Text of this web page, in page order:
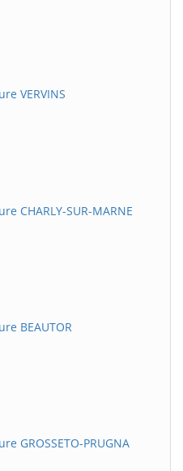
VERVINS
CHARLY-SUR-MARNE
BEAUTOR
GROSSETO-PRUGNA